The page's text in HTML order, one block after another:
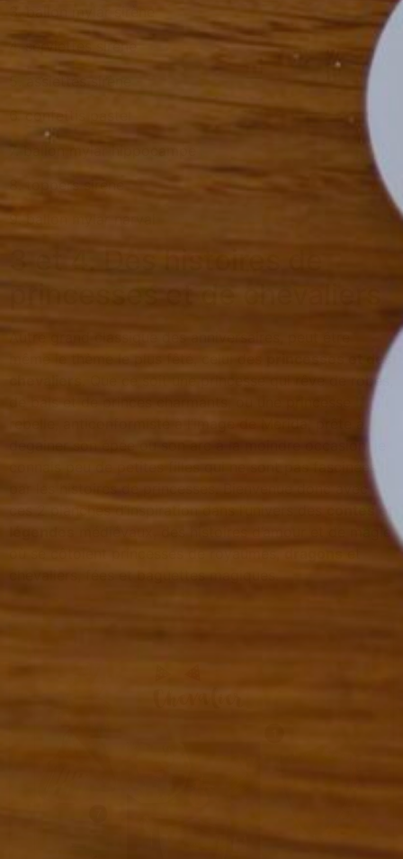
3. ballon mylar sirène
4. serviettes sirène
7. ballon mylar hippocampe
8. toppers sirène
princesses et de chevaliers
princesses et des
. Que ce soit une princesse qui rêve de robes,
dégainer son épée ou son arc à la moindre occasion, je
connais peu de petites filles qui ne sont pas fascinées
ces 2 planches d’inspiration dans l’univers des
contes et
médiévaux, des histoires d’amour et de magie
chevaliers, fées et baguettes magiques.